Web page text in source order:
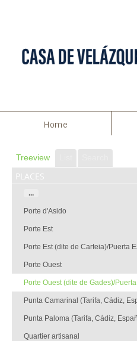
Home
Treeview
places
...
Porte d'Asido
Porte Est
Porte Est (dite de Carteia)/Puerta
Porte Ouest
Porte Ouest (dite de Gades)/
Punta Camarinal (Tarifa, Cádiz,
Punta Paloma (Tarifa, Cádiz,
Quartier artisanal